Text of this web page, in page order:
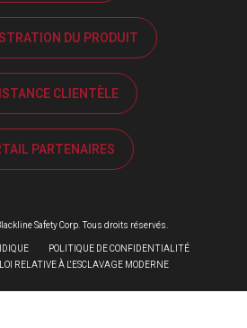
DU PRODUIT
CLIENTÈLE
PARTENAIRES
Safety Corp. Tous droits réservés.
POLITIQUE DE CONFIDENTIALITÉ
RELATIVE À L'ESCLAVAGE MODERNE